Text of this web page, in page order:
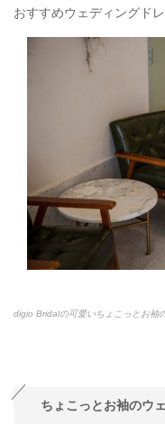
おすすめウェディングド
digio Bridalの可愛いちょこっとお袖
ちょこっとお袖のウ